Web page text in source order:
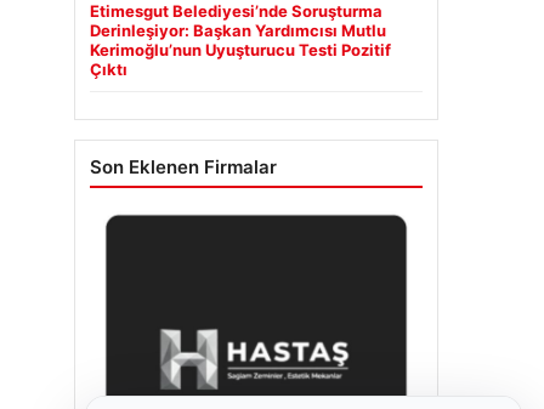
Etimesgut Belediyesi’nde Soruşturma
Derinleşiyor: Başkan Yardımcısı Mutlu
Kerimoğlu’nun Uyuşturucu Testi Pozitif
Çıktı
Son Eklenen Firmalar